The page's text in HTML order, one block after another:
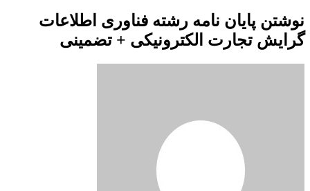
نوشتن پایان نامه رشته فناوری اطلاعات
گرایش تجارت الکترونیکی + تضمینی